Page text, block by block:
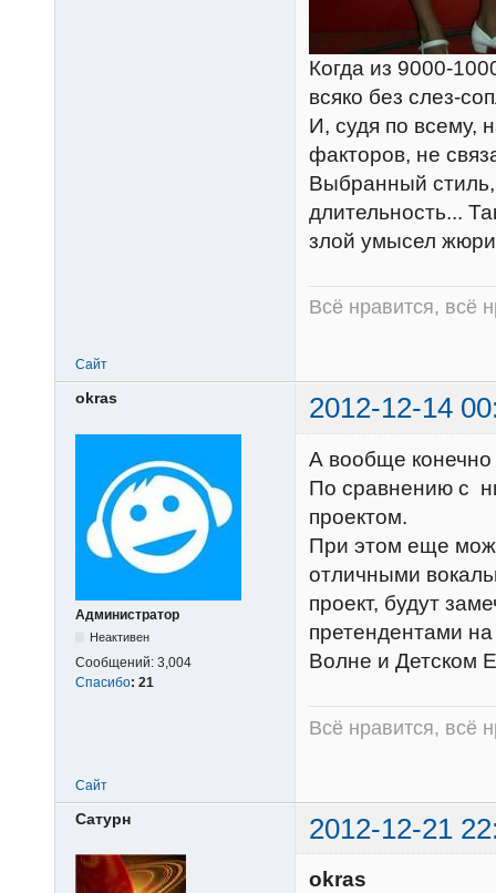
Когда из 9000-
всяко без слез-
И, судя по всему,
факторов, не
Выбранный
длительность...
злой умысел
Всё нравится, всё
Сайт
okras 2012-12-14
Администратор
Неактивен
Сообщений: 3,004
Спасибо: 21
А вообще конечно
По сравнению с
проектом.
При этом еще
отличными
проект, будут
претендентами
Волне и Детском
Всё нравится, всё
Сайт
Сатурн 2012-12-21
okras